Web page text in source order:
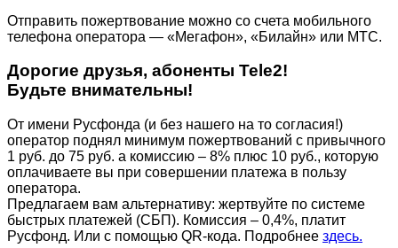
Отправить пожертвование можно со счета мобильного
телефона оператора — «Мегафон», «Билайн» или МТС.
Дорогие друзья, абоненты Tele2!
Будьте внимательны!
От имени Русфонда (и без нашего на то согласия!)
оператор поднял минимум пожертвований с привычного
1 руб. до 75 руб. а комиссию – 8% плюс 10 руб., которую
оплачиваете вы при совершении платежа в пользу
оператора.
Предлагаем вам альтернативу: жертвуйте по cистеме
быстрых платежей (СБП). Комиссия – 0,4%, платит
Русфонд. Или с помощью QR-кода. Подробнее здесь.